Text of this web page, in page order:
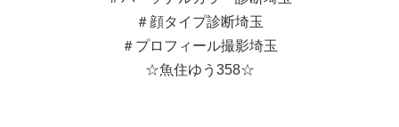
＃顔タイプ診断埼玉
＃プロフィール撮影埼玉
☆魚住ゆう358☆